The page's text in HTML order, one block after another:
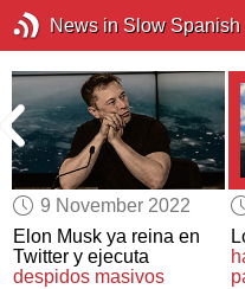
News in Slow Spanish
9 November 2022
Elon Musk ya reina en
Twitter y ejecuta
despidos masivos